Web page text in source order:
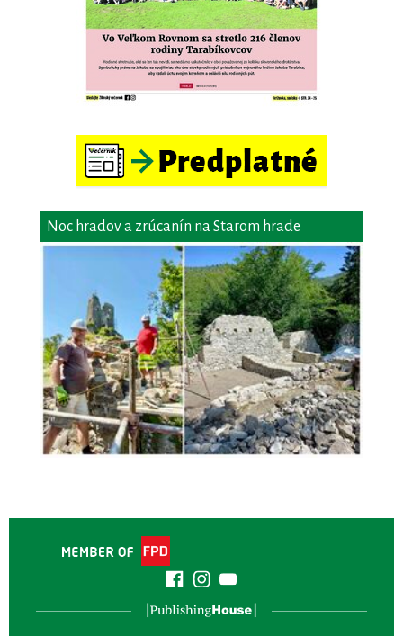
Noc hradov a zrúcanín na Starom hrade